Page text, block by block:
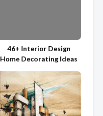
46+ Interior Design
Home Decorating Ideas